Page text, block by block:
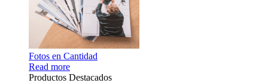
Fotos en Cantidad
Read more
Productos Destacados